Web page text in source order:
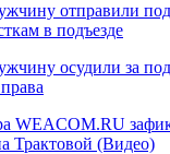
отправили
в подъезде
осудили за
WEACOM.RU
Трактовой (Видео)